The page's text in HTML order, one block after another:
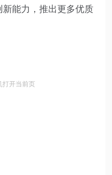
能力，推出更多优质
打开当前页